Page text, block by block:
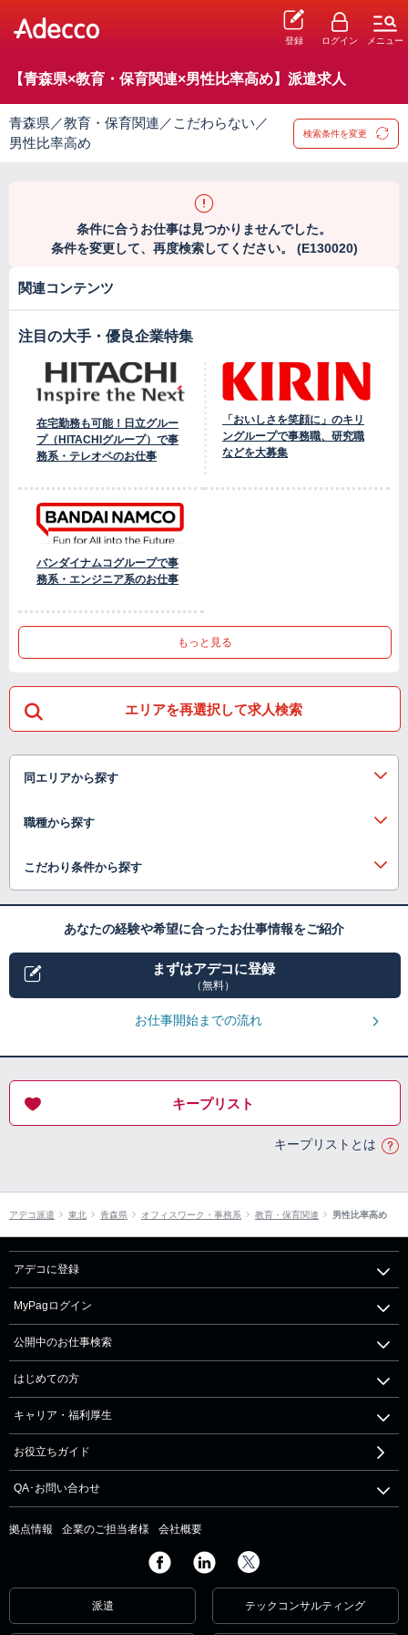
登録 ログイン メニュー
【青森県×教育・保育関連×男性比率高め】派遣求人
青森県／教育・保育関連／こだわらない／
男性比率高め
検索条件を変更
条件に合うお仕事は見つかりませんでした。
条件を変更して、再度検索してください。 (E130020)
関連コンテンツ
注目の大手・優良企業特集
在宅勤務も可能！日立グルー
プ（HITACHIグループ）で事
務系・テレオペのお仕事
「おいしさを笑顔に」のキリ
ングループで事務職、研究職
などを大募集
バンダイナムコグループで事
務系・エンジニア系のお仕事
もっと見る
エリアを再選択して求人検索
同エリアから探す
職種から探す
こだわり条件から探す
あなたの経験や希望に合ったお仕事情報をご紹介
まずはアデコに登録
（無料）
お仕事開始までの流れ
キープリスト
キープリストとは
アデコ派遣 東北 青森県 オフィスワーク・事務系 教育・保育関連 男性比率高め
アデコに登録
MyPagログイン
公開中のお仕事検索
はじめての方
キャリア・福利厚生
お役立ちガイド
QA･お問い合わせ
拠点情報 企業のご担当者様 会社概要
派遣 テックコンサルティング